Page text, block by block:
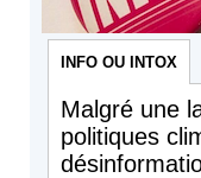
INFO OU INTOX
Malgré une
politiques